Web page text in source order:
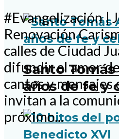
Santo
años de fe y
#Evangelización |
Renovación
calles de Ciudad
difundir el amor
cantos y mensajes
invitan a la
próximo...